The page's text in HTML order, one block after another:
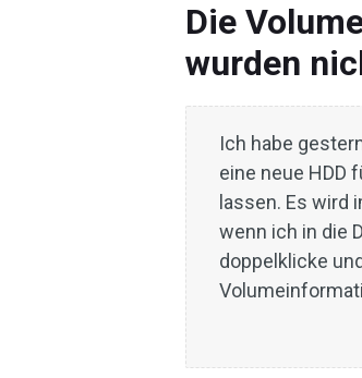
Die
wurden
Ich habe
eine neue HDD
lassen. Es wird
wenn ich in die
doppelklicke